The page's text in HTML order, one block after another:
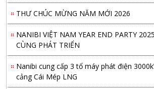
THƯ CHÚC MỪNG NĂM MỚI 2026
NANIBI VIỆT NAM YEAR END PARTY
CÙNG PHÁT TRIỂN
Nanibi cung cấp 3 tổ máy phát điện
cảng Cái Mép LNG